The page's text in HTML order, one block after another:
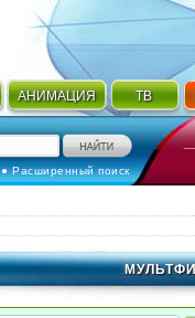
АНИМАЦИЯ ТВ
● Расширенный поиск